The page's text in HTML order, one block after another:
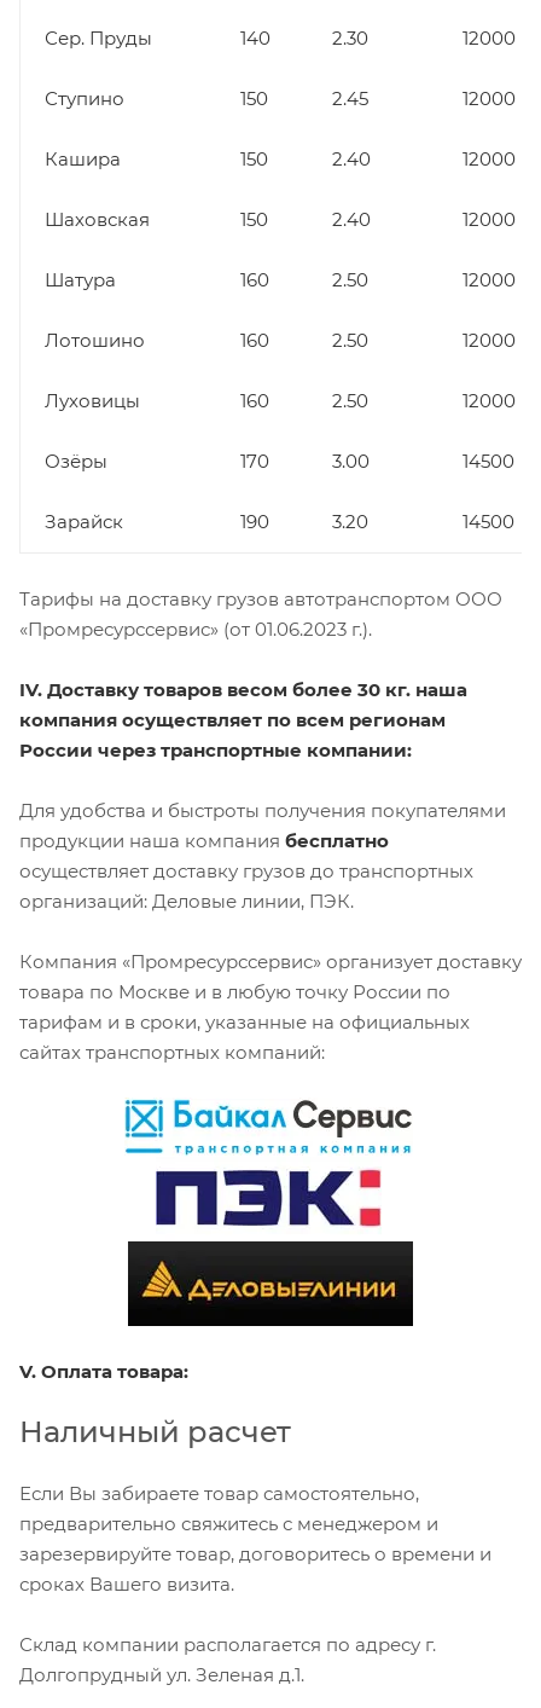
Сер. Пруды 140 2.30 12000
Ступино 150 2.45 12000
Кашира 150 2.40 12000
Шаховская 150 2.40 12000
Шатура 160 2.50 12000
Лотошино 160 2.50 12000
Луховицы 160 2.50 12000
Озёры 170 3.00 14500
Зарайск 190 3.20 14500
Тарифы на доставку грузов автотранспортом ООО
«Промресурссервис» (от 01.06.2023 г.).
IV. Доставку товаров весом более 30 кг. наша
компания осуществляет по всем регионам
России через транспортные компании:
Для удобства и быстроты получения покупателями
продукции наша компания бесплатно
осуществляет доставку грузов до транспортных
организаций: Деловые линии, ПЭК.
Компания «Промресурссервис» организует доставку
товара по Москве и в любую точку России по
тарифам и в сроки, указанные на официальных
сайтах транспортных компаний:
V. Оплата товара:
Наличный расчет
Если Вы забираете товар самостоятельно,
предварительно свяжитесь с менеджером и
зарезервируйте товар, договоритесь о времени и
сроках Вашего визита.
Склад компании располагается по адресу г.
Долгопрудный ул. Зеленая д.1.